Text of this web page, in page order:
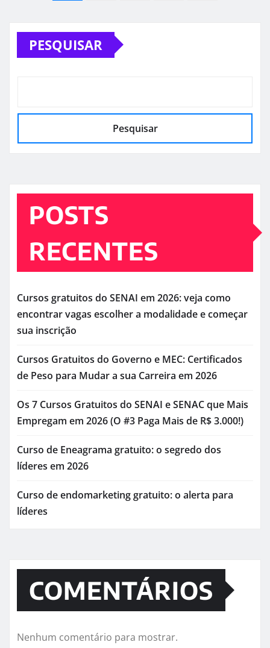
de
posts
PESQUISAR
Pesquisar
POSTS
RECENTES
Cursos gratuitos do SENAI em 2026: veja como
encontrar vagas escolher a modalidade e começar
sua inscrição
Cursos Gratuitos do Governo e MEC: Certificados
de Peso para Mudar a sua Carreira em 2026
Os 7 Cursos Gratuitos do SENAI e SENAC que Mais
Empregam em 2026 (O #3 Paga Mais de R$ 3.000!)
Curso de Eneagrama gratuito: o segredo dos
líderes em 2026
Curso de endomarketing gratuito: o alerta para
líderes
COMENTÁRIOS
Nenhum comentário para mostrar.